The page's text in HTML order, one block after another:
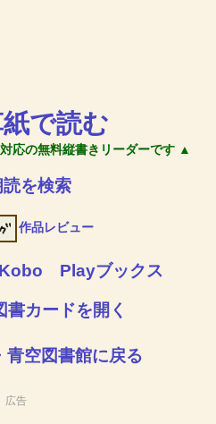
で読む
応の無料縦書きリーダーです ▲
読を検索
作品レビュー
Playブックス
書カードを開く
青空図書館に戻る
広告